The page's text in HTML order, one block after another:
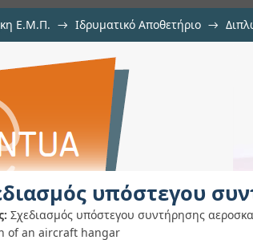
Ε.Μ.Π. → Ιδρυματικό Αποθετήριο →
συντήρησης
υπόστεγου
Σχεδιασμός υπόστεγου συντήρησης
of an aircraft hangar